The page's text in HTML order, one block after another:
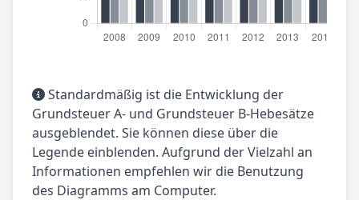
Standardmäßig ist die Entwicklung der
Grundsteuer A- und Grundsteuer B-Hebesätze
ausgeblendet. Sie können diese über die
Legende einblenden. Aufgrund der Vielzahl an
Informationen empfehlen wir die Benutzung
des Diagramms am Computer.